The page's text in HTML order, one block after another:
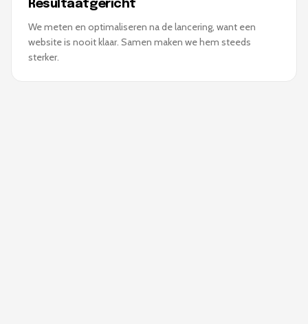
Resultaatgericht
We meten en optimaliseren na de lancering, want een
website is nooit klaar. Samen maken we hem steeds
sterker.